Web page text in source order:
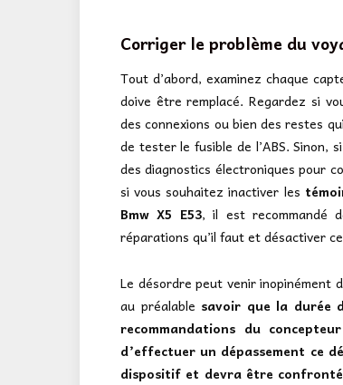
Corriger le problème du
Tout d’abord, examinez chaque
doive être remplacé. Regardez si
des connexions ou bien des restes
de tester le fusible de l’ABS. Sinon,
des diagnostics électroniques pour
si vous souhaitez inactiver les
Bmw X5 E53, il est recommandé
réparations qu’il faut et désactiver
Le désordre peut venir inopinément
au préalable savoir que la durée
recommandations du
d’effectuer un dépassement ce
dispositif et devra être